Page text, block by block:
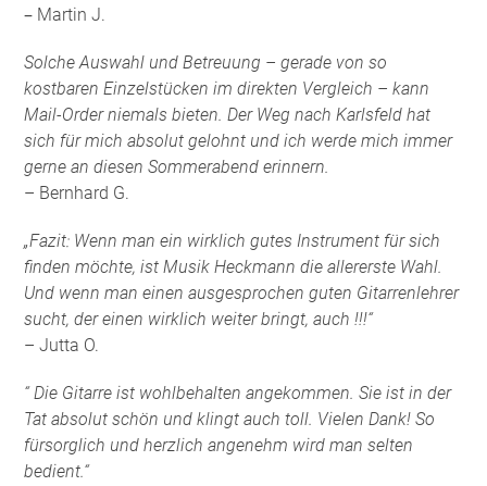
– Martin J.
Solche Auswahl und Betreuung – gerade von so
kostbaren Einzelstücken im direkten Vergleich – kann
Mail-Order niemals bieten. Der Weg nach Karlsfeld hat
sich für mich absolut gelohnt und ich werde mich immer
gerne an diesen Sommerabend erinnern.
– Bernhard G.
„Fazit: Wenn man ein wirklich gutes Instrument für sich
finden möchte, ist Musik Heckmann die allererste Wahl.
Und wenn man einen ausgesprochen guten Gitarrenlehrer
sucht, der einen wirklich weiter bringt, auch !!!“
– Jutta O.
“ Die Gitarre ist wohlbehalten angekommen. Sie ist in der
Tat absolut schön und klingt auch toll. Vielen Dank! So
fürsorglich und herzlich angenehm wird man selten
bedient.“